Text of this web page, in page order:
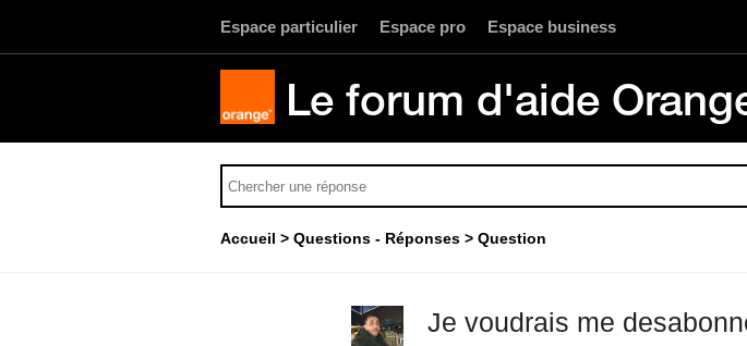
Espace particulier Espace pro Espace business
Le forum d'aide
Accueil Questions - Réponses Question
Je voudrais me